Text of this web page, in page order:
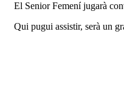
El Senior Femení jugarà
Qui pugui assistir, serà un